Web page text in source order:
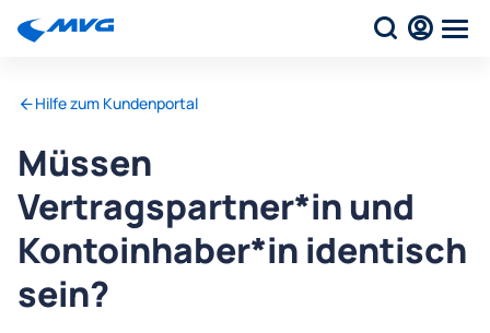
Hilfe zum Kundenportal
Müssen
Vertragspartner*in und
Kontoinhaber*in identisch
sein?